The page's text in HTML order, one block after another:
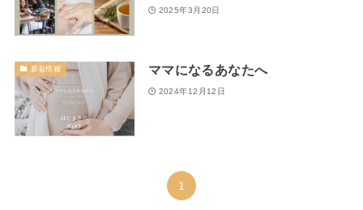
2025年3月20日
新着情報 ママになるあなたへ
2024年12月12日
1